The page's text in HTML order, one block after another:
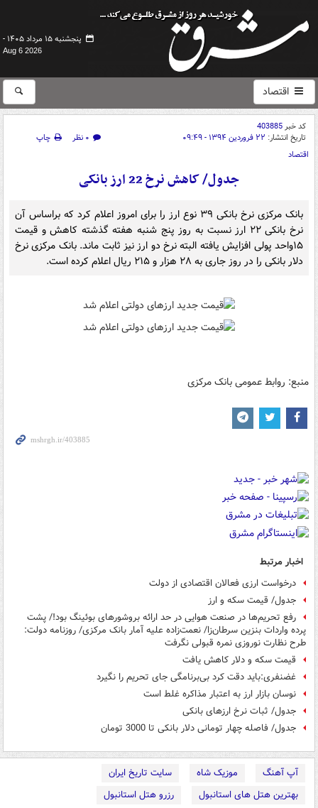
پنجشنبه ۱۵ مرداد ۱۴۰۵ -
Aug 6 2026
اقتصاد
کد خبر403885
تاریخ انتشار: ۲۲ فروردین ۱۳۹۴ - ۰۹:۴۹ ۰ نظر
چاپ
اقتصاد
جدول/ کاهش نرخ 22 ارز بانکی
بانک مرکزی نرخ بانکی ۳۹ نوع ارز را برای امروز اعلام کرد که براساس آن
نرخ بانکی ۲۲ ارز نسبت به روز پنج شنبه هفته گذشته کاهش و قیمت
۱۵واحد پولی افزایش یافته البته نرخ دو ارز نیز ثابت ماند. بانک مرکزی نرخ
دلار بانکی را در روز جاری به ۲۸ هزار و ۲۱۵ ریال اعلام کرده است.
منبع: روابط عمومی بانک مرکزی
اخبار مرتبط
درخواست ارزی فعالان اقتصادی از دولت
جدول/ قیمت سکه و ارز
رفع تحریم‌ها در صنعت هوایی در حد ارائه بروشورهای بوئینگ بود!/ پشت
پرده واردات بنزین سرطان‌زا/ نعمت‌زاده علیه آمار بانک مرکزی/ روزنامه دولت:
طرح نظارت نوروزی نمره قبولی نگرفت
قیمت سکه و دلار کاهش یافت
غضنفری:باید دقت کرد بی‌برنامگی جای تحریم را نگیرد
نوسان بازار ارز به اعتبار مذاکره غلط است
جدول/ ثبات نرخ ارزهای بانکی
جدول/ فاصله چهار تومانی دلار بانکی تا 3000 تومان
آپ آهنگ موزیک شاه
سایت تاریخ ایران
بهترین هتل های استانبول
رزرو هتل استانبول